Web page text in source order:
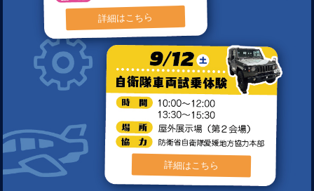
詳細はこちら
詳細はこちら